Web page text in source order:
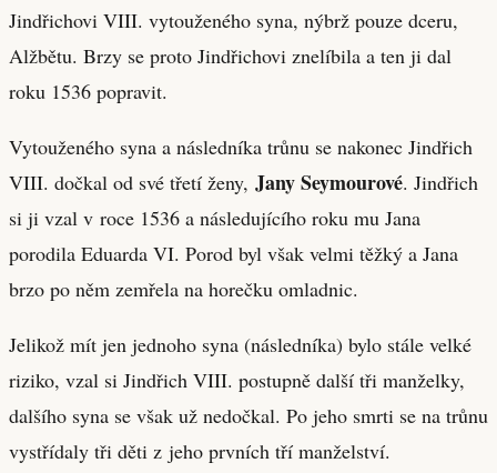
Jindřichovi VIII. vytouženého syna, nýbrž pouze dceru,
Alžbětu. Brzy se proto Jindřichovi znelíbila a ten ji dal
roku 1536 popravit.
Vytouženého syna a následníka trůnu se nakonec Jindřich
VIII. dočkal od své třetí ženy, Jany Seymourové. Jindřich
si ji vzal v roce 1536 a následujícího roku mu Jana
porodila Eduarda VI. Porod byl však velmi těžký a Jana
brzo po něm zemřela na horečku omladnic.
Jelikož mít jen jednoho syna (následníka) bylo stále velké
riziko, vzal si Jindřich VIII. postupně další tři manželky,
dalšího syna se však už nedočkal. Po jeho smrti se na trůnu
vystřídaly tři děti z jeho prvních tří manželství.